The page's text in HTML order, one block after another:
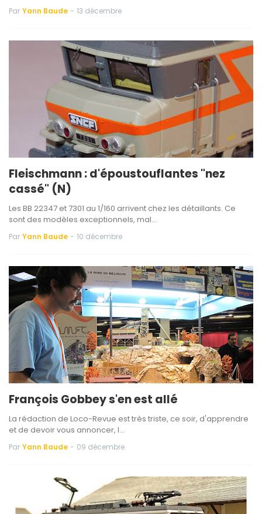
Par Yann Baude - 13 décembre
Fleischmann : d'époustouflantes "nez
cassé" (N)
Les BB 22347 et 7301 au 1/160 arrivent chez les détaillants. Ce
sont des modèles exceptionnels, mal…
Par Yann Baude - 10 décembre
François Gobbey s'en est allé
La rédaction de Loco-Revue est très triste, ce soir, d'apprendre
et de devoir vous annoncer, l…
Par Yann Baude - 09 décembre